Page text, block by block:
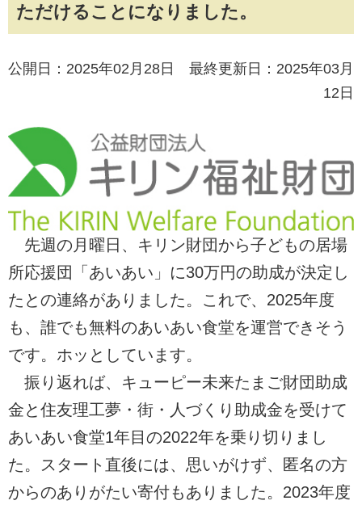
ただけることになりました。
公開日：2025年02月28日 最終更新日：2025年03月
12日
先週の月曜日、キリン財団から子どもの居場
所応援団「あいあい」に30万円の助成が決定し
たとの連絡がありました。これで、2025年度
も、誰でも無料のあいあい食堂を運営できそう
です。ホッとしています。
振り返れば、キューピー未来たまご財団助成
金と住友理工夢・街・人づくり助成金を受けて
あいあい食堂1年目の2022年を乗り切りまし
た。スタート直後には、思いがけず、匿名の方
からのありがたい寄付もありました。2023年度